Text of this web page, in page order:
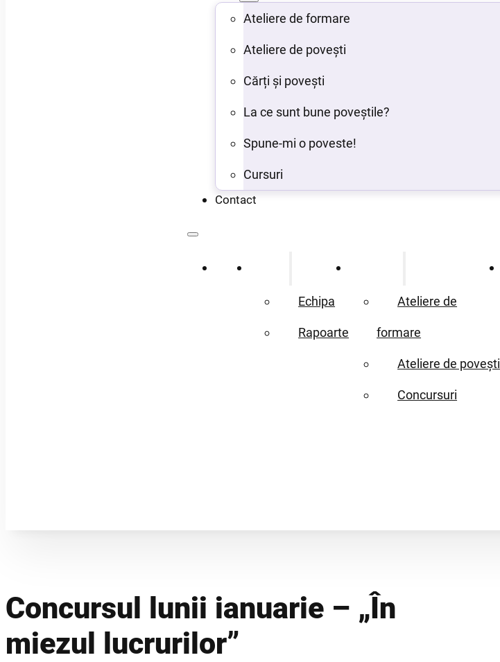
Ateliere de formare
Ateliere de povești
Cărți și povești
La ce sunt bune poveștile?
Spune-mi o poveste!
Cursuri
Contact
Acasă
Echipa
Rapoarte
Ateliere de
formare
Ateliere de povești
Concursuri
Concursul lunii ianuarie – „În
miezul lucrurilor”